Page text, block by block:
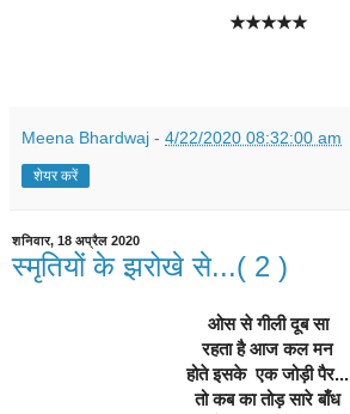
★★★★★
Meena Bhardwaj - 4/22/2020 08:32:00 am
शेयर करें
शनिवार, 18 अप्रैल 2020
स्मृतियों के झरोखे से...( 2 )
ओस से गीली दूब सा
रहता है आज कल मन
होते इसके  एक जोड़ी पैर...
तो कब का तोड़ सारे बाँध